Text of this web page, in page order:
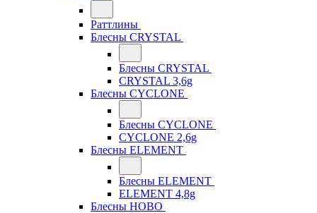
Раттлины
Блесны CRYSTAL
Блесны CRYSTAL
CRYSTAL 3,6g
Блесны CYCLONE
Блесны CYCLONE
CYCLONE 2,6g
Блесны ELEMENT
Блесны ELEMENT
ELEMENT 4,8g
Блесны HOBO